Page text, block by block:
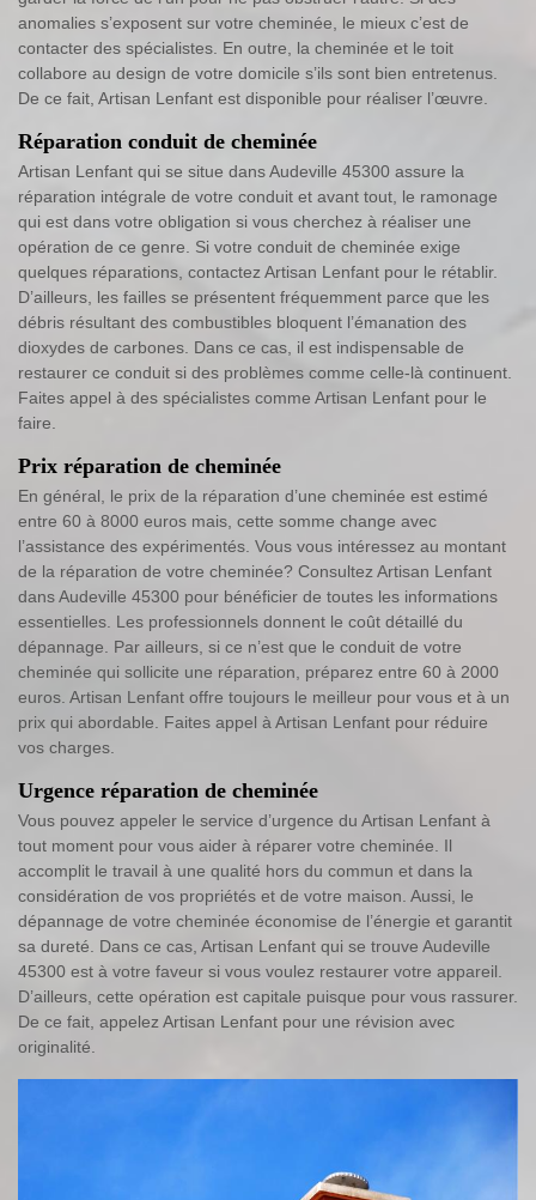
anomalies s’exposent sur votre cheminée, le mieux c’est de
contacter des spécialistes. En outre, la cheminée et le toit
collabore au design de votre domicile s’ils sont bien entretenus.
De ce fait, Artisan Lenfant est disponible pour réaliser l’œuvre.
Réparation conduit de cheminée
Artisan Lenfant qui se situe dans Audeville 45300 assure la
réparation intégrale de votre conduit et avant tout, le ramonage
qui est dans votre obligation si vous cherchez à réaliser une
opération de ce genre. Si votre conduit de cheminée exige
quelques réparations, contactez Artisan Lenfant pour le rétablir.
D’ailleurs, les failles se présentent fréquemment parce que les
débris résultant des combustibles bloquent l’émanation des
dioxydes de carbones. Dans ce cas, il est indispensable de
restaurer ce conduit si des problèmes comme celle-là continuent.
Faites appel à des spécialistes comme Artisan Lenfant pour le
faire.
Prix réparation de cheminée
En général, le prix de la réparation d’une cheminée est estimé
entre 60 à 8000 euros mais, cette somme change avec
l’assistance des expérimentés. Vous vous intéressez au montant
de la réparation de votre cheminée? Consultez Artisan Lenfant
dans Audeville 45300 pour bénéficier de toutes les informations
essentielles. Les professionnels donnent le coût détaillé du
dépannage. Par ailleurs, si ce n’est que le conduit de votre
cheminée qui sollicite une réparation, préparez entre 60 à 2000
euros. Artisan Lenfant offre toujours le meilleur pour vous et à un
prix qui abordable. Faites appel à Artisan Lenfant pour réduire
vos charges.
Urgence réparation de cheminée
Vous pouvez appeler le service d’urgence du Artisan Lenfant à
tout moment pour vous aider à réparer votre cheminée. Il
accomplit le travail à une qualité hors du commun et dans la
considération de vos propriétés et de votre maison. Aussi, le
dépannage de votre cheminée économise de l’énergie et garantit
sa dureté. Dans ce cas, Artisan Lenfant qui se trouve Audeville
45300 est à votre faveur si vous voulez restaurer votre appareil.
D’ailleurs, cette opération est capitale puisque pour vous rassurer.
De ce fait, appelez Artisan Lenfant pour une révision avec
originalité.